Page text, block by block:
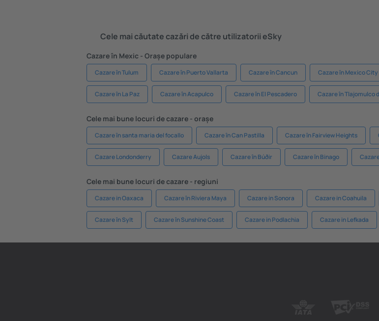
Cele mai căutate cazări de către utilizatorii eSky
Cazare în Mexic - Orașe populare
Cazare în Tulum Cazare în Puerto Vallarta Cazare în Cancun Cazare în Mexico City
Cazare în La Paz Cazare în Acapulco Cazare în El Pescadero Cazare în Tlajomulco
Cele mai bune locuri de cazare - orașe
Cazare în santa maria del focallo Cazare în Can Pastilla Cazare în Fairview Heights
Cazare Londonderry Cazare Aujols Cazare în Búðir Cazare în Binago
Cele mai bune locuri de cazare - regiuni
Cazare in Oaxaca Cazare în Riviera Maya Cazare in Sonora Cazare in Coahuila
Cazare în Sylt Cazare în Sunshine Coast Cazare in Podlachia Cazare in Lefkada